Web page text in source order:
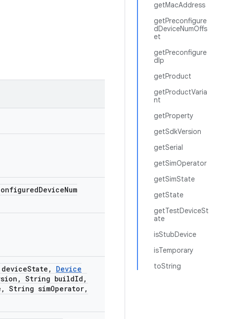
getMacAddress
getPreconfigure
dDeviceNumOffs
et
getPreconfigure
dIp
getProduct
getProductVaria
nt
getProperty
getSdkVersion
getSerial
getSimOperator
getSimState
getState
getTestDeviceSt
ate
isStubDevice
isTemporary
toString
DeviceNum
deviceState ,
Device
, String buildId ,
, String simOperator,